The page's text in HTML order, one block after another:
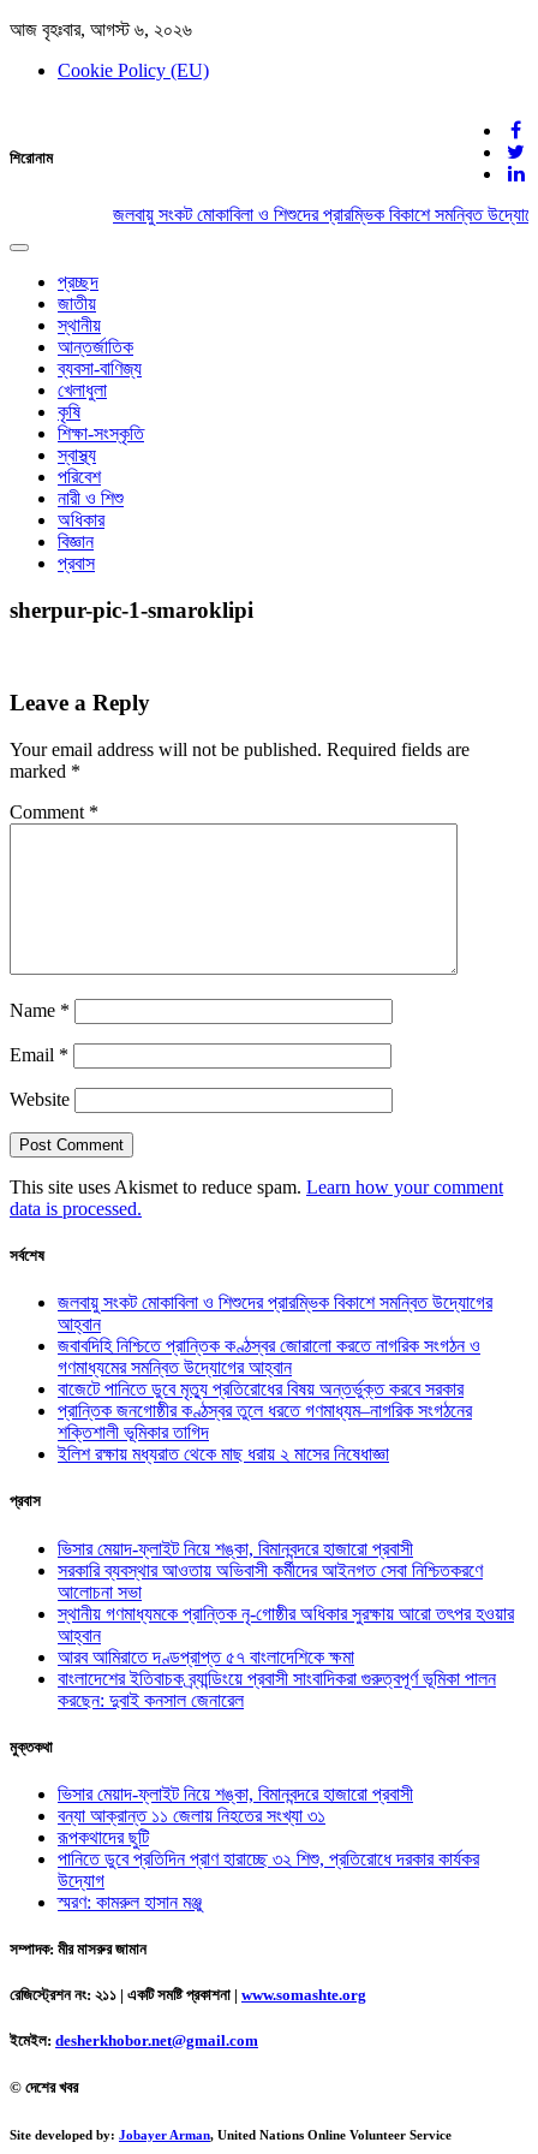
আজ বৃহঃবার, আগস্ট ৬, ২০২৬
Cookie Policy (EU)
দেশের খবর
যুক্ত থাকুন দেশের সঙ্গে
শিরোনাম
জলবায়ু সংকট মোকাবিলা ও শিশুদের প্রারম্ভিক বিকাশে সমন্বিত
Toggle
navigation
প্রচ্ছদ
জাতীয়
স্থানীয়
আন্তর্জাতিক
ব্যবসা-বাণিজ্য
খেলাধুলা
কৃষি
শিক্ষা-সংস্কৃতি
স্বাস্থ্য
পরিবেশ
নারী ও শিশু
অধিকার
বিজ্ঞান
প্রবাস
sherpur-pic-1-smaroklipi
Leave a Reply
Your email address will not be published. Required fields are
marked *
Comment *
Name *
Email *
Website
This site uses Akismet to reduce spam. Learn how your comment
data is processed.
সর্বশেষ
জলবায়ু সংকট মোকাবিলা ও শিশুদের প্রারম্ভিক বিকাশে সমন্বিত উদ্যোগের
আহ্বান
জবাবদিহি নিশ্চিতে প্রান্তিক কণ্ঠস্বর জোরালো করতে নাগরিক সংগঠন ও
গণমাধ্যমের সমন্বিত উদ্যোগের আহ্বান
বাজেটে পানিতে ডুবে মৃত্যু প্রতিরোধের বিষয় অন্তর্ভুক্ত করবে সরকার
প্রান্তিক জনগোষ্ঠীর কণ্ঠস্বর তুলে ধরতে গণমাধ্যম–নাগরিক সংগঠনের
শক্তিশালী ভূমিকার তাগিদ
ইলিশ রক্ষায় মধ্যরাত থেকে মাছ ধরায় ২ মাসের নিষেধাজ্ঞা
প্রবাস
ভিসার মেয়াদ-ফ্লাইট নিয়ে শঙ্কা, বিমানবন্দরে হাজারো প্রবাসী
সরকারি ব্যবস্থার আওতায় অভিবাসী কর্মীদের আইনগত সেবা নিশ্চিতকরণে
আলোচনা সভা
স্থানীয় গণমাধ্যমকে প্রান্তিক নৃ-গোষ্ঠীর অধিকার সুরক্ষায় আরো তৎপর হওয়ার
আহ্বান
আরব আমিরাতে দণ্ডপ্রাপ্ত ৫৭ বাংলাদেশিকে ক্ষমা
বাংলাদেশের ইতিবাচক ব্র্যান্ডিংয়ে প্রবাসী সাংবাদিকরা গুরুত্বপূর্ণ ভূমিকা পালন
করছেন: দুবাই কনসাল জেনারেল
মুক্তকথা
ভিসার মেয়াদ-ফ্লাইট নিয়ে শঙ্কা, বিমানবন্দরে হাজারো প্রবাসী
বন্যা আক্রান্ত ১১ জেলায় নিহতের সংখ্যা ৩১
রূপকথাদের ছুটি
পানিতে ডুবে প্রতিদিন প্রাণ হারাচ্ছে ৩২ শিশু, প্রতিরোধে দরকার কার্যকর
উদ্যোগ
স্মরণ: কামরুল হাসান মঞ্জু
সম্পাদক: মীর মাসরুর জামান
রেজিস্ট্রেশন নং: ২১১ | একটি সমষ্টি প্রকাশনা | www.somashte.org
ইমেইল: desherkhobor.net@gmail.com
© দেশের খবর
Site developed by: Jobayer Arman, United Nations Online Volunteer Service